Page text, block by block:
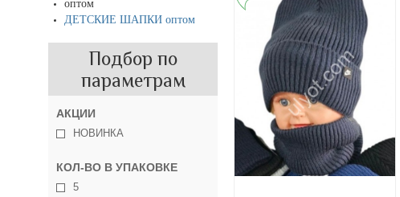
оптом
ДЕТСКИЕ ШАПКИ оптом
Подбор по
параметрам
АКЦИИ
НОВИНКА
КОЛ-ВО В УПАКОВКЕ
5